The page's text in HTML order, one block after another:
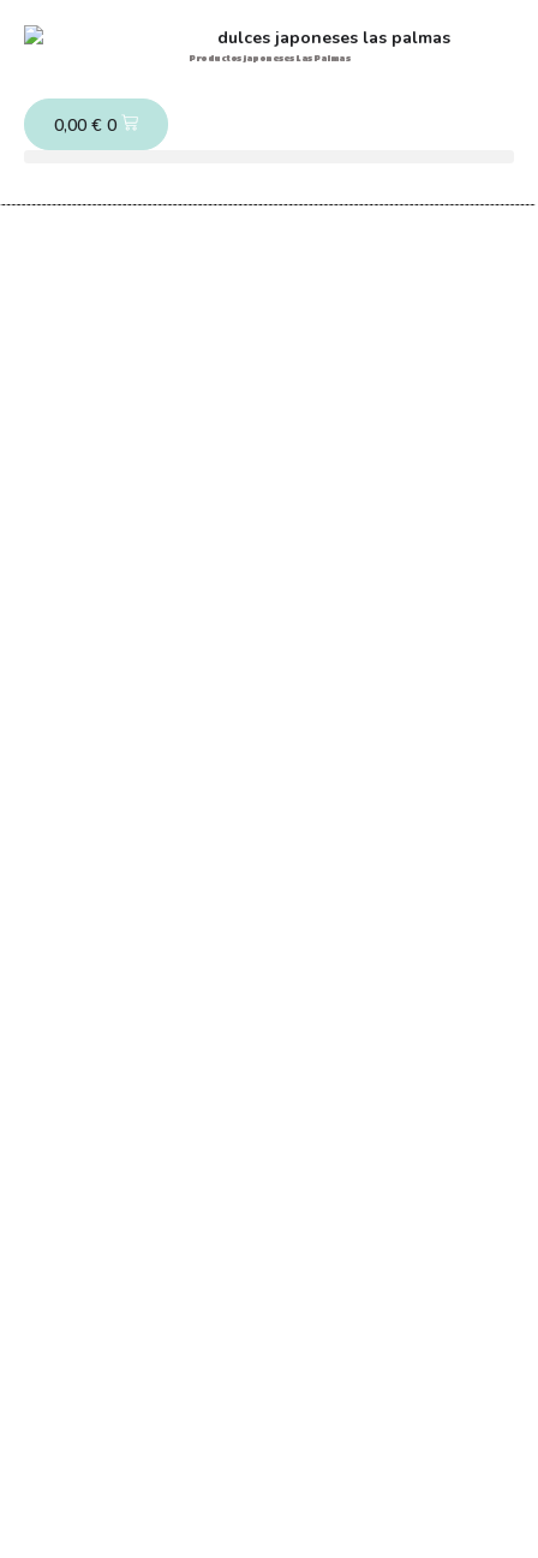
Productos japoneses Las Palmas
0,00 € 0